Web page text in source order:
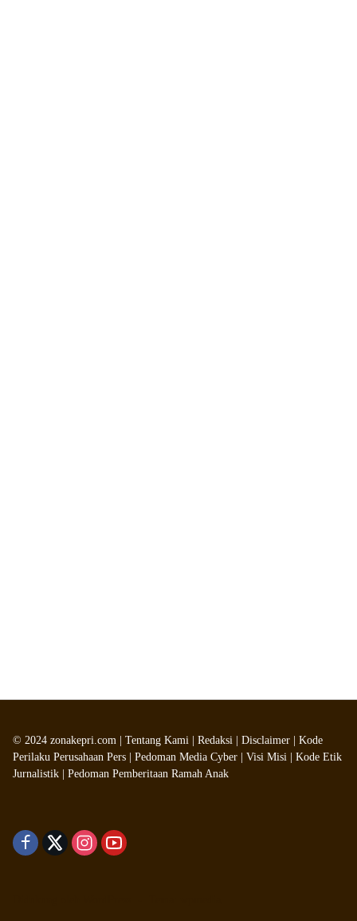
© 2024 zonakepri.com | Tentang Kami | Redaksi | Disclaimer | Kode
Perilaku Perusahaan Pers | Pedoman Media Cyber | Visi Misi | Kode Etik
Jurnalistik | Pedoman Pemberitaan Ramah Anak